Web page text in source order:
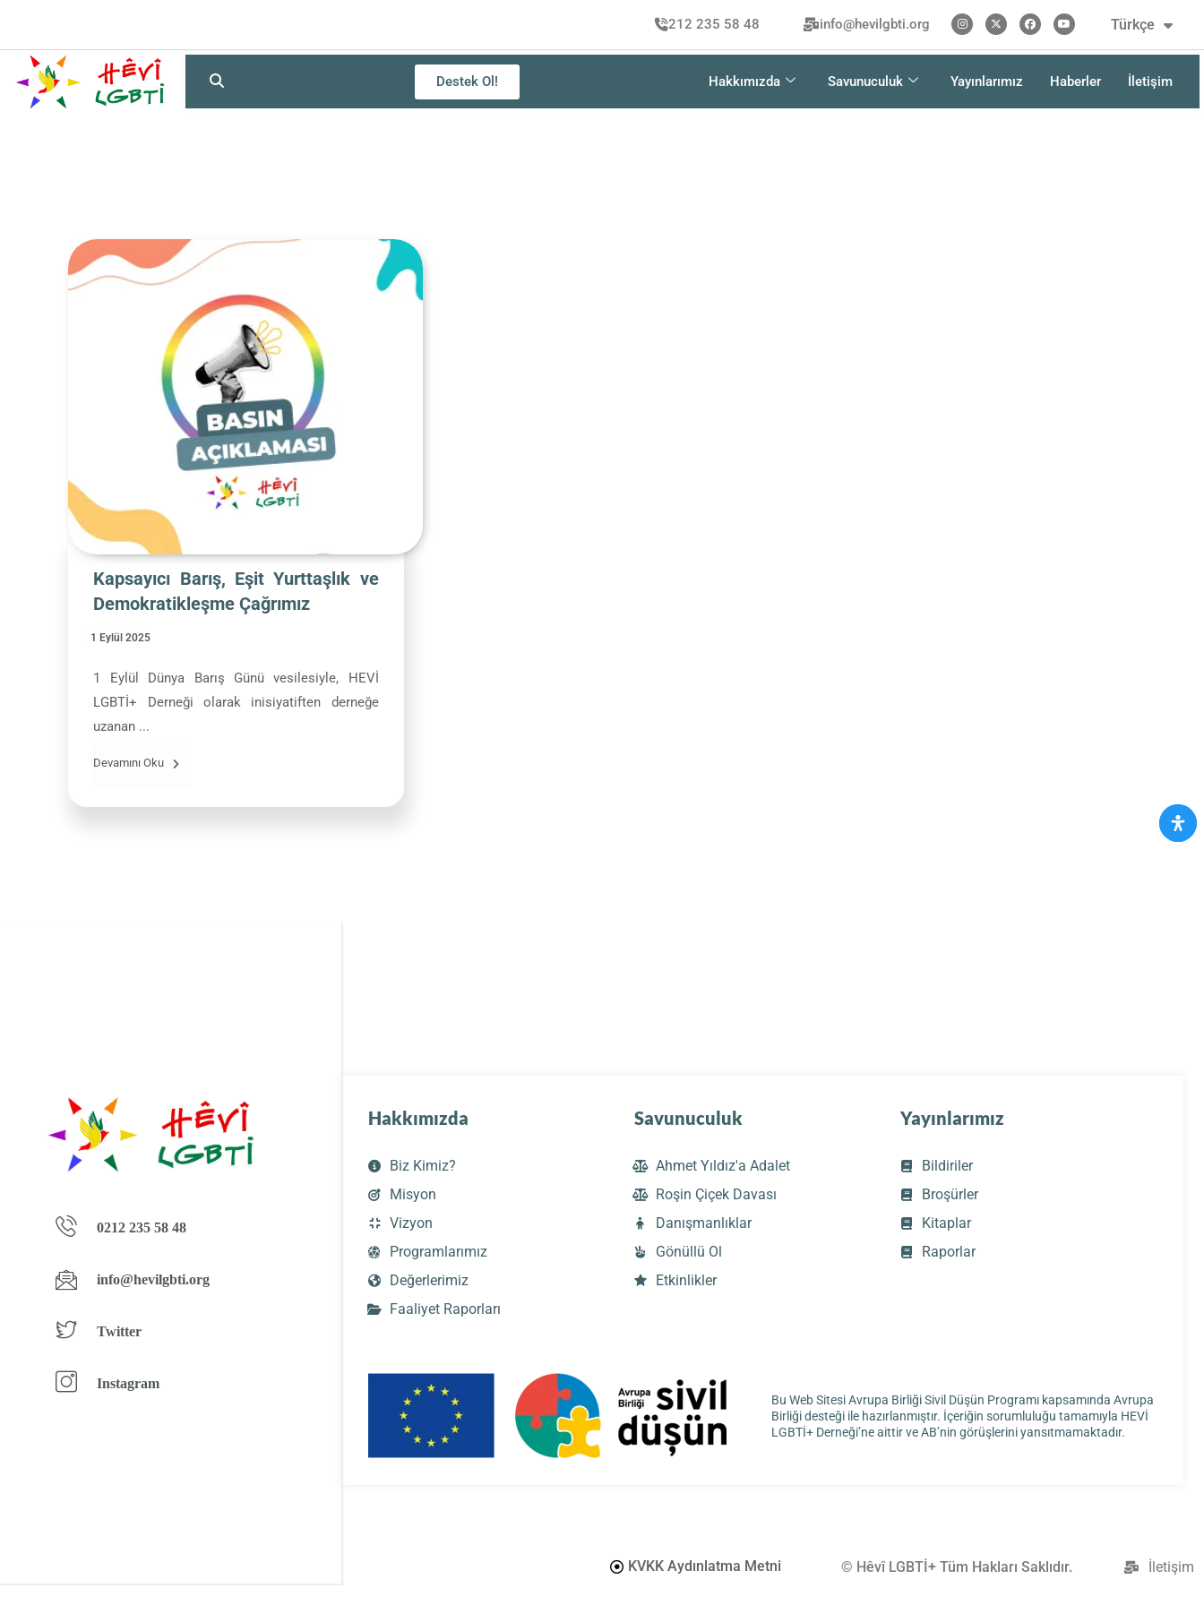
212 235 58 48 info@hevilgbti.org Türkçe
فارسی
Destek Ol! Hakkımızda Savunuculuk Yayınlarımız Haberler İletişim
Kapsayıcı Barış, Eşit Yurttaşlık ve
Demokratikleşme Çağrımız
1 Eylül 2025
1 Eylül Dünya Barış Günü vesilesiyle, HEVİ
LGBTİ+ Derneği olarak inisiyatiften derneğe
uzanan ...
Devamını Oku
0212 235 58 48
info@hevilgbti.org
Twitter
Instagram
Hakkımızda
Biz Kimiz?
Misyon
Vizyon
Programlarımız
Değerlerimiz
Faaliyet Raporları
Savunuculuk
Ahmet Yıldız'a Adalet
Roşin Çiçek Davası
Danışmanlıklar
Gönüllü Ol
Etkinlikler
Yayınlarımız
Bildiriler
Broşürler
Kitaplar
Raporlar
Bu Web Sitesi Avrupa Birliği Sivil Düşün Programı kapsamında Avrupa
Birliği desteği ile hazırlanmıştır. İçeriğin sorumluluğu tamamıyla HEVİ
LGBTİ+ Derneği’ne aittir ve AB’nin görüşlerini yansıtmamaktadır.
KVKK Aydınlatma Metni © Hêvî LGBTİ+ Tüm Hakları Saklıdır. İletişim